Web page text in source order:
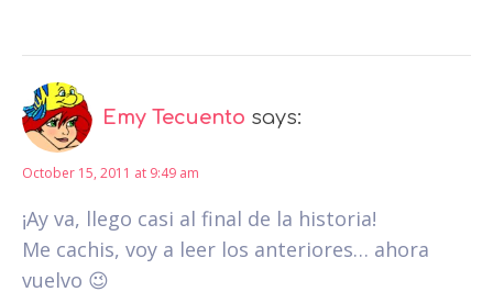
Emy Tecuento says:
October 15, 2011 at 9:49 am
¡Ay va, llego casi al final de la historia!
Me cachis, voy a leer los anteriores… ahora
vuelvo 😉